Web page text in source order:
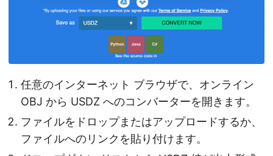
任意のインターネット ブラウザで、オンライン
OBJ から USDZ へのコンバーターを開きます。
ファイルをドロップまたはアップロードするか、
ファイルへのリンクを貼り付けます。